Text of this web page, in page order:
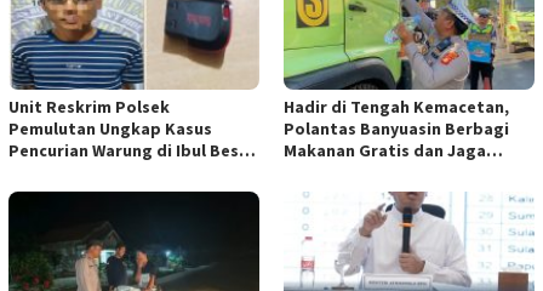
Unit Reskrim Polsek
Pemulutan Ungkap Kasus
Pencurian Warung di Ibul Besar
Hadir di Tengah Kemacetan,
Polantas Banyuasin Berbagi
Makanan Gratis dan Jaga